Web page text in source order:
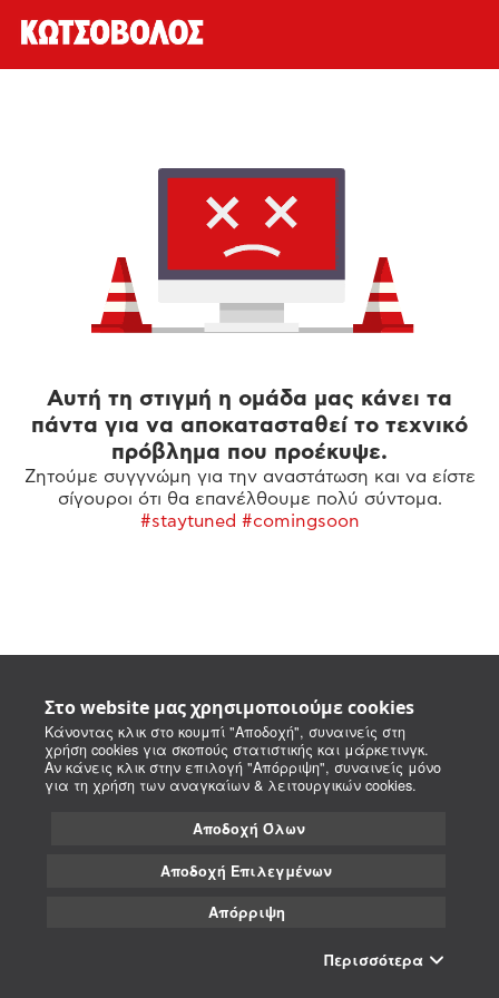
Στο website μας χρησιμοποιούμε cookies
Κάνοντας κλικ στο κουμπί "Αποδοχή", συναινείς στη
χρήση cookies για σκοπούς στατιστικής και μάρκετινγκ.
Αν κάνεις κλικ στην επιλογή "Απόρριψη", συναινείς μόνο
για τη χρήση των αναγκαίων & λειτουργικών cookies.
Αποδοχή Όλων
Αποδοχή Επιλεγμένων
Απόρριψη
Περισσότερα
Αυτή τη στιγμή η ομάδα μας κάνει τα
πάντα για να αποκατασταθεί το τεχνικό
πρόβλημα που προέκυψε.
Ζητούμε συγγνώμη για την αναστάτωση και να είστε
σίγουροι ότι θα επανέλθουμε πολύ σύντομα.
#staytuned #comingsoon